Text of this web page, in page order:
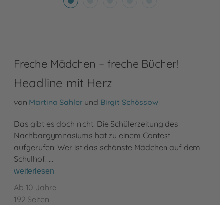
Freche Mädchen – freche Bücher!
Headline mit Herz
von Martina Sahler und Birgit Schössow
Das gibt es doch nicht! Die Schülerzeitung des
Nachbargymnasiums hat zu einem Contest
aufgerufen: Wer ist das schönste Mädchen auf dem
Schulhof! …
weiterlesen
Ab 10 Jahre
192 Seiten